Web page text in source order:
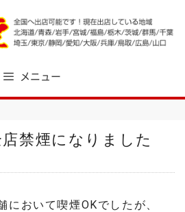
メニュー
禁煙になりました
において喫煙OKでしたが、